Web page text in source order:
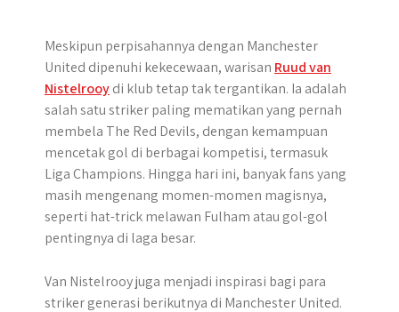
Meskipun perpisahannya dengan Manchester
United dipenuhi kekecewaan, warisan Ruud van
Nistelrooydi klub tetap tak tergantikan. Ia adalah
salah satu striker paling mematikan yang pernah
membela The Red Devils, dengan kemampuan
mencetak gol di berbagai kompetisi, termasuk
Liga Champions. Hingga hari ini, banyak fans yang
masih mengenang momen-momen magisnya,
seperti hat-trick melawan Fulham atau gol-gol
pentingnya di laga besar.
Van Nistelrooy juga menjadi inspirasi bagi para
striker generasi berikutnya di Manchester United.